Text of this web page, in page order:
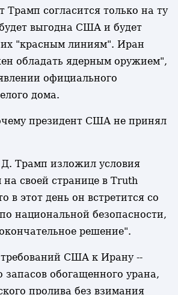
Трамп согласится только на ту
выгодна США и будет
их "красным линиям". Иран
обладать ядерным оружием",
официального
дома.
президент США не принял
Трамп изложил условия
своей странице в Truth
в этот день он встретится со
национальной безопасности,
решение".
США к Ирану --
запасов обогащенного урана,
пролива без взимания